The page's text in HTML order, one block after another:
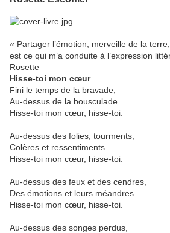
« Partager l’émotion, merveille de la terre,
est ce qui m’a conduite à l’expression
Rosette
Hisse-toi mon cœur
Fini le temps de la bravade,
Au-dessus de la bousculade
Hisse-toi mon cœur, hisse-toi.
Au-dessus des folies, tourments,
Colères et ressentiments
Hisse-toi mon cœur, hisse-toi.
Au-dessus des feux et des cendres,
Des émotions et leurs méandres
Hisse-toi mon cœur, hisse-toi.
Au-dessus des songes perdus,